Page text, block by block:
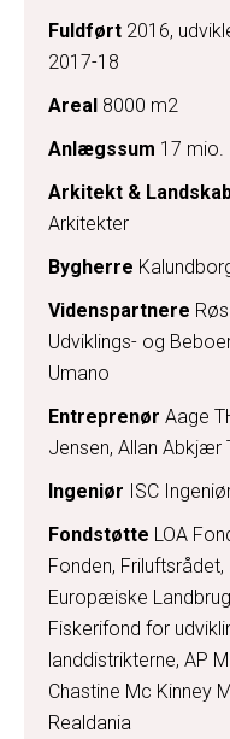
Fuldført 2016,
2017-18
Areal 8000 m2
Anlægssum 17 mio.
Arkitekt &
Arkitekter
Bygherre
Videnspartnere
Udviklings- og
Umano
Entreprenør Aage
Jensen, Allan Abkjær
Ingeniør ISC
Fondstøtte LOA
Fonden, Friluftsrådet,
Europæiske
Fiskerifond for
landdistrikterne, AP
Chastine Mc Kinney
Realdania